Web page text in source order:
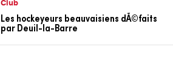
Club
Les hockeyeurs beauvaisiens dÃ©faits
par Deuil-la-Barre